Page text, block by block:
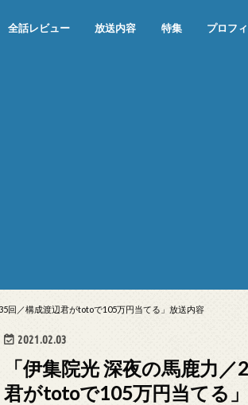
全話レビュー 放送内容 特集 プロフ
回／構成渡辺君がtotoで105万円当てる」放送内容
2021.02.03
「伊集院光 深夜の馬鹿力
君がtotoで105万円当てる